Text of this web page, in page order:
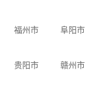
福州市 阜阳市
贵阳市 赣州市